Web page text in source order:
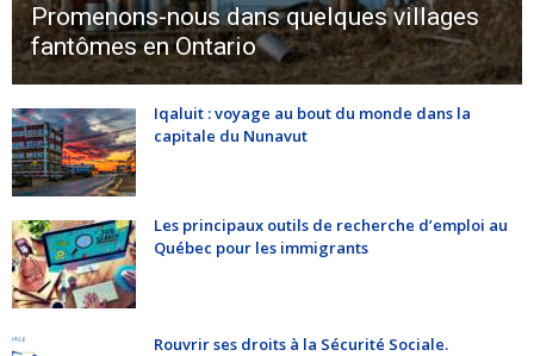
Promenons-nous dans quelques villages
fantômes en Ontario
Iqaluit : voyage au bout du monde dans la
capitale du Nunavut
Les principaux outils de recherche d’emploi au
Québec pour les immigrants
Rouvrir ses droits à la Sécurité Sociale.